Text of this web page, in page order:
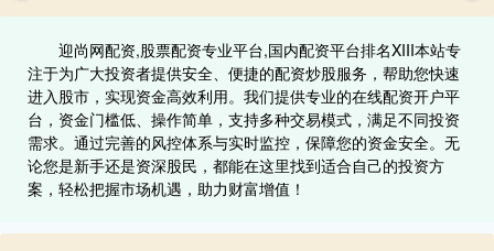
迎尚网配资,股票配资专业平台,国内配资平台排名XIII‌本站专
注于为广大投资者提供安全、便捷的配资炒股服务，帮助您快速
进入股市，实现资金高效利用。我们提供专业的在线配资开户平
台，资金门槛低、操作简单，支持多种交易模式，满足不同投资
需求。通过完善的风控体系与实时监控，保障您的资金安全。无
论您是新手还是资深股民，都能在这里找到适合自己的投资方
案，轻松把握市场机遇，助力财富增值！